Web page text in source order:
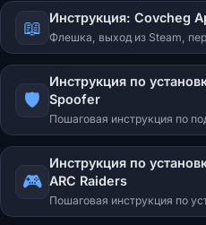
📖 Инструкция: Covcheg
Флешка, выход из Steam,
F5, подготовка системы.
🛡️
Инструкция по
Spoofer
Пошаговая инструкция по
запуску Portal Permanent
Windows, перепрошивка
типичных проблем.
🎮
Инструкция по
ARC Raiders
Пошаговая инструкция по
чита Bleak Reborn для ARC